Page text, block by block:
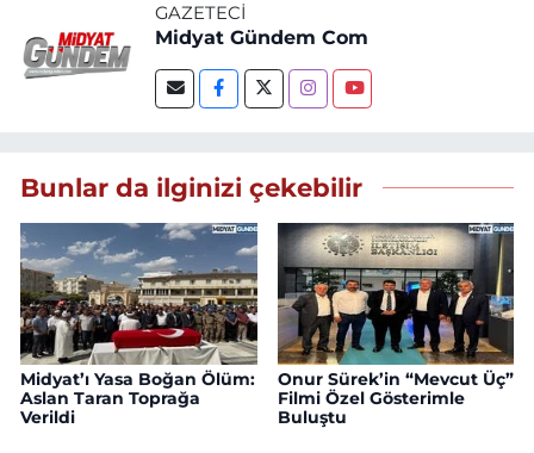
GAZETECI
Midyat Gündem Com
Bunlar da ilginizi çekebilir
Midyat’ı Yasa Boğan Ölüm:
Aslan Taran Toprağa
Verildi
Onur Sürek’in “Mevcut Üç”
Filmi Özel Gösterimle
Buluştu